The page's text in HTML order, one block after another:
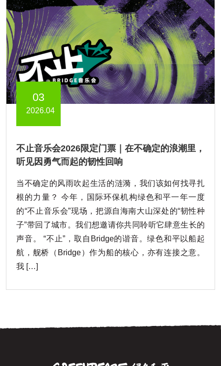
03
2026.04
不止音乐会2026限定门票｜在不确定的浪潮里，
听见因勇气而起的韧性回响
当不确定的风雨吹起生活的涟漪，我们该如何找寻扎
根的力量？ 今年，国际环保机构绿色和平一年一度
的“不止音乐会”现场，把源自海南大山深处的“韧性种
子”带回了城市。我们想邀请你共同聆听它肆意生长的
声音。 “不止”，取自Bridge的谐音。绿色和平以船起
航，舰桥（Bridge）作为船的核心，亦有连接之意。
我 […]